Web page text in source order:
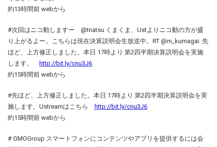
約13時間前 webから
#次回はニコ動しますー @tnatsu くまくま、Ustよりニコ動の方が盛
り上がるよー。こちらは現在決算説明会生放送中。RT @m_kumagai: 先
ほど、上方修正しました。本日 17時より 第2四半期決算説明会を実施
します。
http://bit.ly/cnu3J6
約15時間前 webから
#先ほど、上方修正しました。本日 17時より 第2四半期決算説明会を実
施します。Ustreamはこちら
http://bit.ly/cnu3J6
約15時間前 webから
# GMOGroup スマートフォンにコンテンツやアプリを提供するには会